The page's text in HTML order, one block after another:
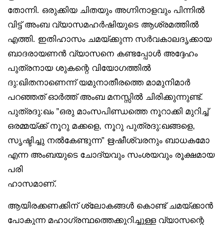
തോന്നി. ഒരുക്കിയ ചിതയും അഗ്നിനാളവും പിന്നിൽ
വിട്ട് അംബ വ്യാസമഹർഷിയുടെ ആശ്രമത്തിൽ
എത്തി. ഇതിഹാസം ചമയ്ക്കുന്ന സർവകാലദൃക്കായ
ബാദരായണൻ വ്യാസനെ കണ്ടപ്പോൾ അദ്ദേഹം
പുത്രനായ ശുകന്റെ വിയോഗത്തിൽ
ദു:ഖിതനാണെന്ന് യമുനാതീരത്തെ മാമുനിമാർ
പറഞ്ഞത് ഓർത്ത് അംബ മനസ്സിൽ ചിരിക്കുന്നുണ്ട്.
പുത്രദു:ഖം ”ഒരു മാംസപിണ്ഡത്തെ നൂറാക്കി മുറിച്ച്
ഒരമ്മയ്ക്ക് നൂറു മക്കളെ, നൂറു പുത്രദു:ഖങ്ങളെ,
സൃഷ്ടിച്ചു നൽകേണ്ടുന്ന” ഋഷീശ്വരനും ബാധകമോ
എന്ന അംബയുടെ ചോദ്യവും സംശയവും രൂക്ഷമായ
പരി
ഹാസമാണ്.
ആയിരക്കണക്കിന് ശ്ലോകങ്ങൾ കൊണ്ട് ചമയ്ക്കാൻ
പോകുന്ന മഹാഗ്രന്ഥത്തെക്കുറിച്ചുള്ള വ്യാസന്റെ